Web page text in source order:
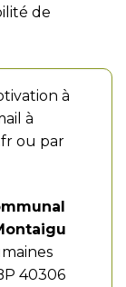
de
à
à
ou par
40306